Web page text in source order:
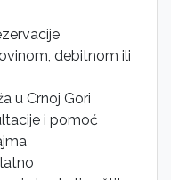
debitnom ili
u Crnoj Gori
i pomoć